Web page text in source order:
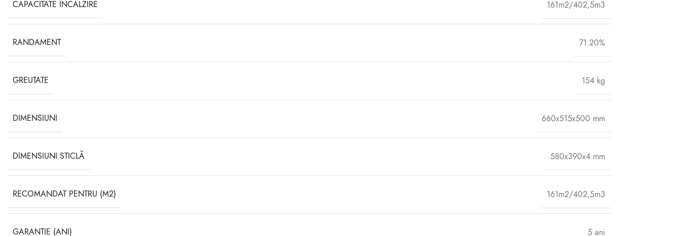
CAPACITATE ÎNCĂLZIRE 161m2/402,5m3
RANDAMENT 71.20%
GREUTATE 154 kg
DIMENSIUNI 660x515x500 mm
DIMENSIUNI STICLĂ 580x390x4 mm
RECOMANDAT PENTRU (M2) 161m2/402,5m3
GARANTIE (ANI) 5 ani